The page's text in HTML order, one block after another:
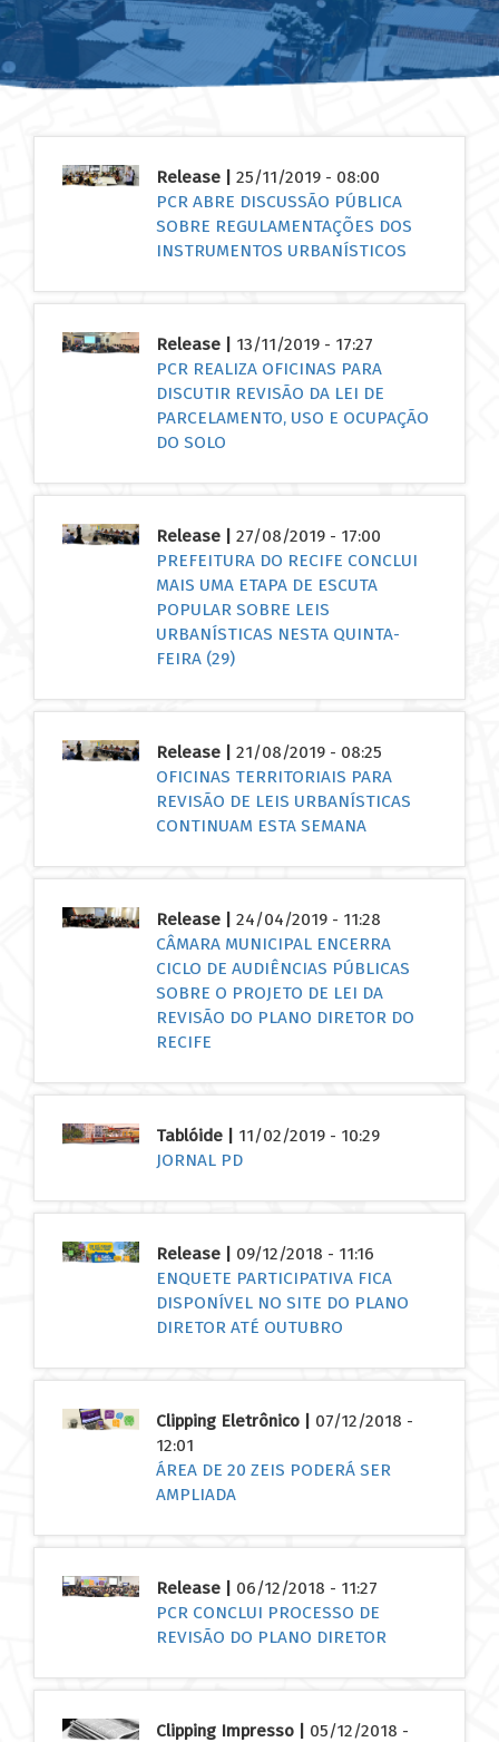
Release |
25/11/2019 - 08:00
PCR ABRE DISCUSSÃO PÚBLICA
SOBRE REGULAMENTAÇÕES DOS
INSTRUMENTOS URBANÍSTICOS
Release |
13/11/2019 - 17:27
PCR REALIZA OFICINAS PARA
DISCUTIR REVISÃO DA LEI DE
PARCELAMENTO, USO E OCUPAÇÃO
DO SOLO
Release |
27/08/2019 - 17:00
PREFEITURA DO RECIFE CONCLUI
MAIS UMA ETAPA DE ESCUTA
POPULAR SOBRE LEIS
URBANÍSTICAS NESTA QUINTA-
FEIRA (29)
Release |
21/08/2019 - 08:25
OFICINAS TERRITORIAIS PARA
REVISÃO DE LEIS URBANÍSTICAS
CONTINUAM ESTA SEMANA
Release |
24/04/2019 - 11:28
CÂMARA MUNICIPAL ENCERRA
CICLO DE AUDIÊNCIAS PÚBLICAS
SOBRE O PROJETO DE LEI DA
REVISÃO DO PLANO DIRETOR DO
RECIFE
Tablóide |
11/02/2019 - 10:29
JORNAL PD
Release |
09/12/2018 - 11:16
ENQUETE PARTICIPATIVA FICA
DISPONÍVEL NO SITE DO PLANO
DIRETOR ATÉ OUTUBRO
Clipping Eletrônico |
07/12/2018 -
12:01
ÁREA DE 20 ZEIS PODERÁ SER
AMPLIADA
Release |
06/12/2018 - 11:27
PCR CONCLUI PROCESSO DE
REVISÃO DO PLANO DIRETOR
Clipping Impresso |
05/12/2018 -